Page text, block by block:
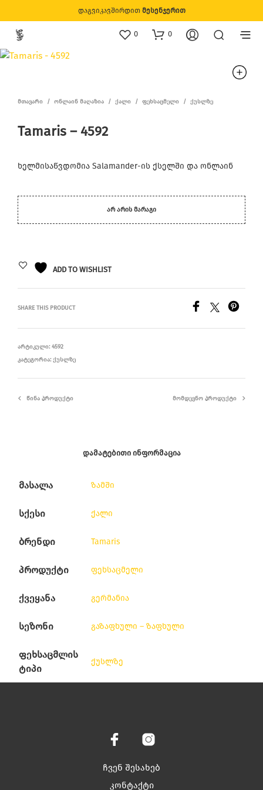
დაგვიკავშირდით მესენჯერით
0 0
ᲛᲗᲐᲕᲐᲠᲘ / ᲝᲜᲚᲐᲘᲜ ᲛᲐᲦᲐᲖᲘᲐ / ᲥᲐᲚᲘ / ᲤᲔᲮᲡᲐᲪᲛᲔᲚᲘ / ᲥᲣᲡᲚᲖᲔ
Tamaris – 4592
ხელმისაწვდომია Salamander-ის ქსელში და ონლაინ
ᲐᲠ ᲐᲠᲘᲡ ᲛᲐᲠᲐᲒᲘ
ADD TO WISHLIST
SHARE THIS PRODUCT
ᲐᲠᲢᲘᲙᲣᲚᲘ: 4592
ᲙᲐᲢᲔᲒᲝᲠᲘᲐ: ᲥᲣᲡᲚᲖᲔ
ᲬᲘᲜᲐ ᲞᲠᲝᲓᲣᲥᲢᲘ ᲛᲝᲛᲓᲔᲕᲜᲝ ᲞᲠᲝᲓᲣᲥᲢᲘ
ᲓᲐᲛᲐᲢᲔᲑᲘᲗᲘ ᲘᲜᲤᲝᲠᲛᲐᲪᲘᲐ
მასალა ზამში
სქესი ქალი
ბრენდი Tamaris
პროდუქტი ფეხსაცმელი
ქვეყანა გერმანია
სეზონი გაზაფხული – ზაფხული
ფეხსაცმლის
ტიპი
ქუსლზე
ჩვენ შესახებ
კონტაქტი